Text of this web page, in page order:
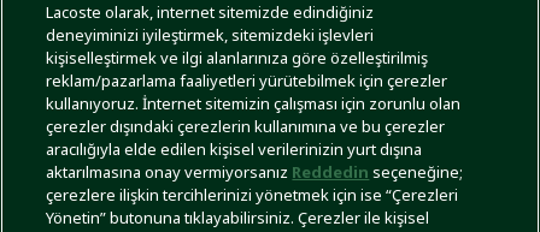
KARGO SEÇENEKLERİ
İşlem RehberiSite HaritasıKullanım ŞartlarıGizlilik Politikası
Lacoste olarak, internet sitemizde edindiğiniz
deneyiminizi iyileştirmek, sitemizdeki işlevleri
kişiselleştirmek ve ilgi alanlarınıza göre özelleştirilmiş
reklam/pazarlama faaliyetleri yürütebilmek için çerezler
kullanıyoruz. İnternet sitemizin çalışması için zorunlu olan
çerezler dışındaki çerezlerin kullanımına ve bu çerezler
aracılığıyla elde edilen kişisel verilerinizin yurt dışına
aktarılmasına onay vermiyorsanız Reddedin seçeneğine;
çerezlere ilişkin tercihlerinizi yönetmek için ise “Çerezleri
Yönetin” butonuna tıklayabilirsiniz. Çerezler ile kişisel